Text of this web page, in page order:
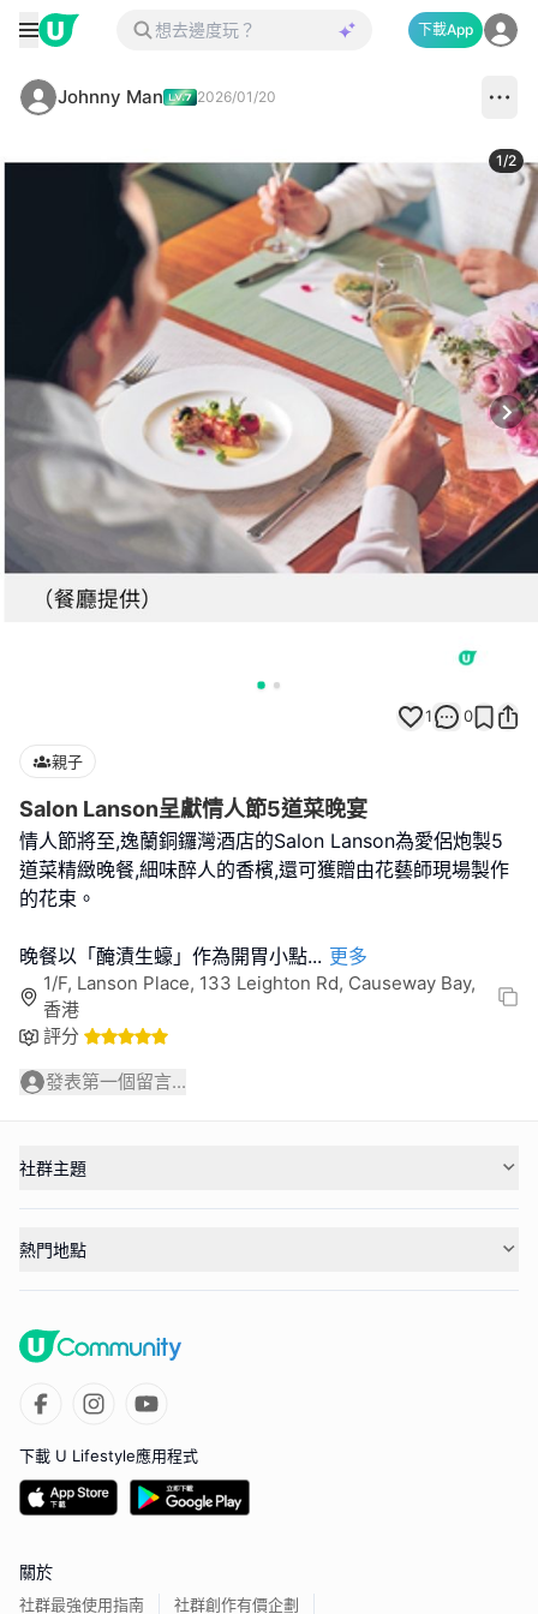
下載App
Johnny Man 2026/01/20
1/2
1 0
親子
Salon Lanson呈獻情人節5道菜晚宴
情人節將至,逸蘭銅鑼灣酒店的Salon Lanson為愛侶炮製5
道菜精緻晚餐,細味醉人的香檳,還可獲贈由花藝師現場製作
的花束。
晚餐以「醃漬生蠔」作為開胃小點... 更多
1/F, Lanson Place, 133 Leighton Rd, Causeway Bay,
香港
評分
發表第一個留言...
社群主題
熱門地點
下載 U Lifestyle應用程式
關於
社群最強使用指南 社群創作有價企劃